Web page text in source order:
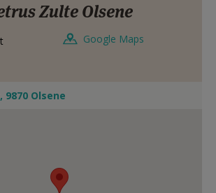
Zulte Olsene
Google Maps
Olsene